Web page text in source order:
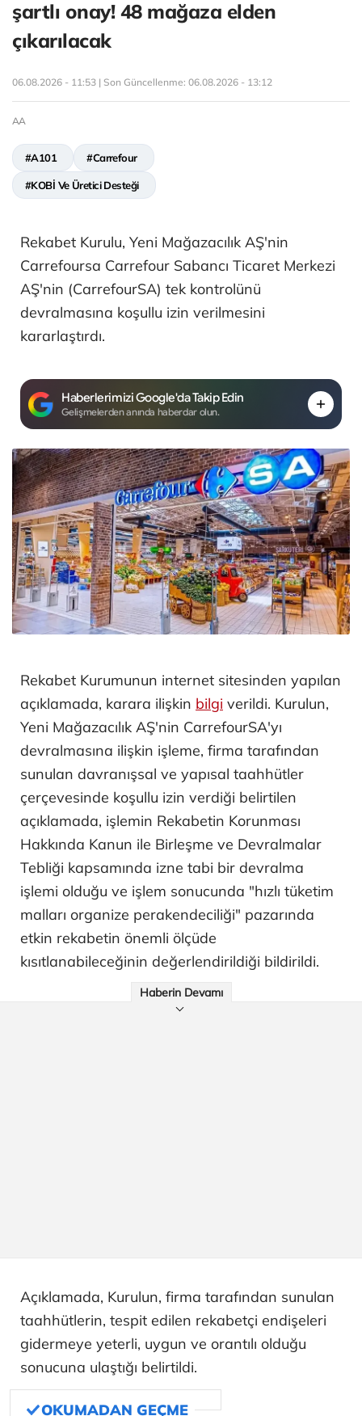
şartlı onay! 48 mağaza elden
çıkarılacak
06.08.2026 - 11:53 | Son Güncellenme: 06.08.2026 - 13:12
AA
#A101 #Carrefour
#KOBİ Ve Üretici Desteği
Rekabet Kurulu, Yeni Mağazacılık AŞ'nin
Carrefoursa Carrefour Sabancı Ticaret Merkezi
AŞ'nin (CarrefourSA) tek kontrolünü
devralmasına koşullu izin verilmesini
kararlaştırdı.
Haberlerimizi Google'da Takip Edin
Gelişmelerden anında haberdar olun.
Rekabet Kurumunun internet sitesinden yapılan
açıklamada, karara ilişkin bilgi verildi. Kurulun,
Yeni Mağazacılık AŞ'nin CarrefourSA'yı
devralmasına ilişkin işleme, firma tarafından
sunulan davranışsal ve yapısal taahhütler
çerçevesinde koşullu izin verdiği belirtilen
açıklamada, işlemin Rekabetin Korunması
Hakkında Kanun ile Birleşme ve Devralmalar
Tebliği kapsamında izne tabi bir devralma
işlemi olduğu ve işlem sonucunda "hızlı tüketim
malları organize perakendeciliği" pazarında
etkin rekabetin önemli ölçüde
kısıtlanabileceğinin değerlendirildiği bildirildi.
Haberin Devamı
Açıklamada, Kurulun, firma tarafından sunulan
taahhütlerin, tespit edilen rekabetçi endişeleri
gidermeye yeterli, uygun ve orantılı olduğu
sonucuna ulaştığı belirtildi.